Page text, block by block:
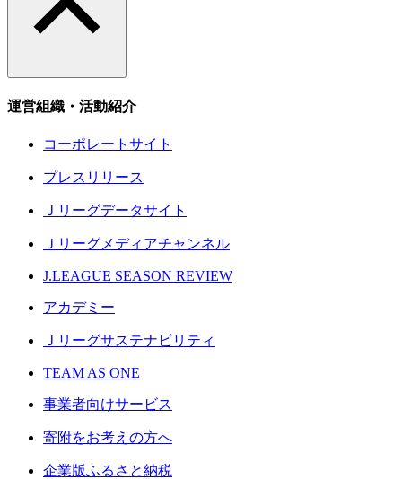
運営組織・活動紹介
コーポレートサイト
プレスリリース
Ｊリーグデータサイト
Ｊリーグメディアチャンネル
J.LEAGUE SEASON REVIEW
アカデミー
Ｊリーグサステナビリティ
TEAM AS ONE
事業者向けサービス
寄附をお考えの方へ
企業版ふるさと納税